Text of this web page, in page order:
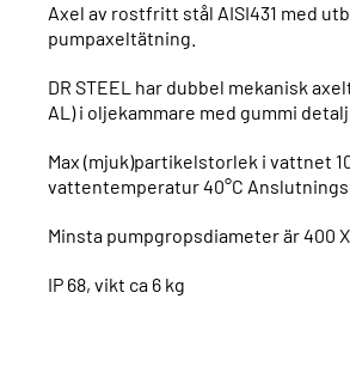
Axel av rostfritt stål AISI431 med
pumpaxeltätning.
DR STEEL har dubbel mekanisk
AL) i oljekammare med gummi
Max (mjuk)partikelstorlek i vattnet
vattentemperatur 40°C
Minsta pumpgropsdiameter är 400 X
IP 68, vikt ca 6 kg